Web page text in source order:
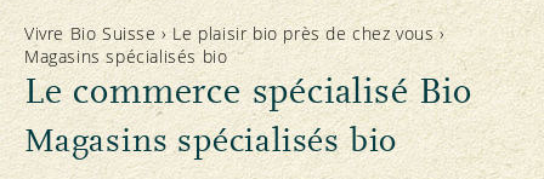
Vivre Bio Suisse › Le plaisir bio près de chez vous›
Magasins spécialisés bio
Le commerce spécialisé Bio
Magasins spécialisés bio